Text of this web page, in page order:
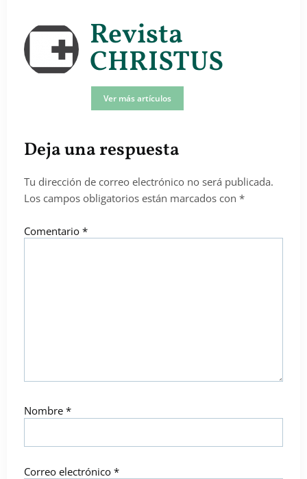
Revista
CHRISTUS
Ver más artículos
Deja una respuesta
Tu dirección de correo electrónico no será publicada.
Los campos obligatorios están marcados con *
Comentario *
Nombre *
Correo electrónico *